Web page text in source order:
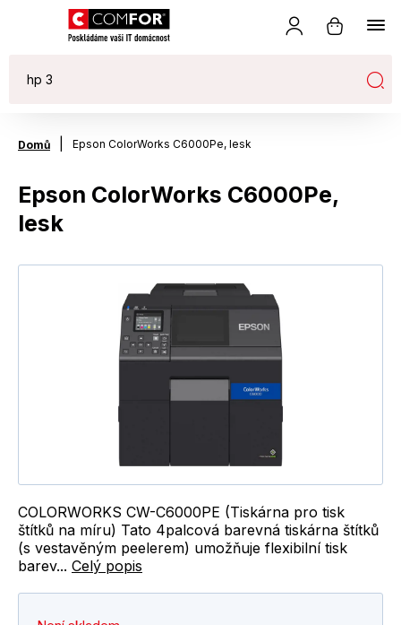
Domů Epson ColorWorks C6000Pe, lesk
Epson ColorWorks C6000Pe,
lesk
COLORWORKS CW-C6000PE (Tiskárna pro tisk
štítků na míru) Tato 4palcová barevná tiskárna štítků
(s vestavěným peelerem) umožňuje flexibilní tisk
barev... Celý popis